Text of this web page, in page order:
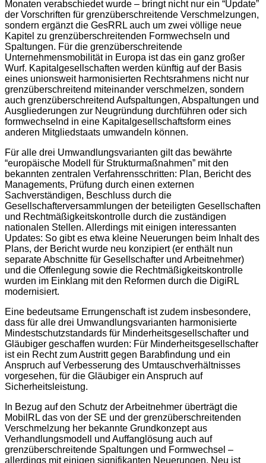
Monaten verabschiedet wurde – bringt nicht nur ein “Update”
der Vorschriften für grenzüberschreitende Verschmelzungen,
sondern ergänzt die GesRRL auch um zwei völlige neue
Kapitel zu grenzüberschreitenden Formwechseln und
Spaltungen. Für die grenzüberschreitende
Unternehmensmobilität in Europa ist das ein ganz großer
Wurf. Kapitalgesellschaften werden künftig auf der Basis
eines unionsweit harmonisierten Rechtsrahmens nicht nur
grenzüberschreitend miteinander verschmelzen, sondern
auch grenzüberschreitend Aufspaltungen, Abspaltungen und
Ausgliederungen zur Neugründung durchführen oder sich
formwechselnd in eine Kapitalgesellschaftsform eines
anderen Mitgliedstaats umwandeln können.
Für alle drei Umwandlungsvarianten gilt das bewährte
“europäische Modell für Strukturmaßnahmen” mit den
bekannten zentralen Verfahrensschritten: Plan, Bericht des
Managements, Prüfung durch einen externen
Sachverständigen, Beschluss durch die
Gesellschafterversammlungen der beteiligten Gesellschaften
und Rechtmäßigkeitskontrolle durch die zuständigen
nationalen Stellen. Allerdings mit einigen interessanten
Updates: So gibt es etwa kleine Neuerungen beim Inhalt des
Plans, der Bericht wurde neu konzipiert (er enthält nun
separate Abschnitte für Gesellschafter und Arbeitnehmer)
und die Offenlegung sowie die Rechtmäßigkeitskontrolle
wurden im Einklang mit den Reformen durch die DigiRL
modernisiert.
Eine bedeutsame Errungenschaft ist zudem insbesondere,
dass für alle drei Umwandlungsvarianten harmonisierte
Mindestschutzstandards für Minderheitsgesellschafter und
Gläubiger geschaffen wurden: Für Minderheitsgesellschafter
ist ein Recht zum Austritt gegen Barabfindung und ein
Anspruch auf Verbesserung des Umtauschverhältnisses
vorgesehen, für die Gläubiger ein Anspruch auf
Sicherheitsleistung.
In Bezug auf den Schutz der Arbeitnehmer überträgt die
MobilRL das von der SE und der grenzüberschreitenden
Verschmelzung her bekannte Grundkonzept aus
Verhandlungsmodell und Auffanglösung auch auf
grenzüberschreitende Spaltungen und Formwechsel –
allerdings mit einigen signifikanten Neuerungen. Neu ist